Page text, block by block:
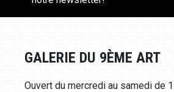
GALERIE DU 9ÈME ART
Ouvert du mercredi au samedi de